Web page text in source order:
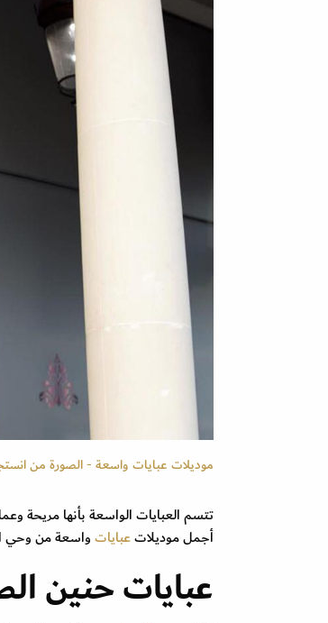
موديلات عبايات واسعة - الصورة من
تتسم العبايات الواسعة بأنها مريحة
أجمل موديلاتعباياتواسعة من وحي
عبايات حنين